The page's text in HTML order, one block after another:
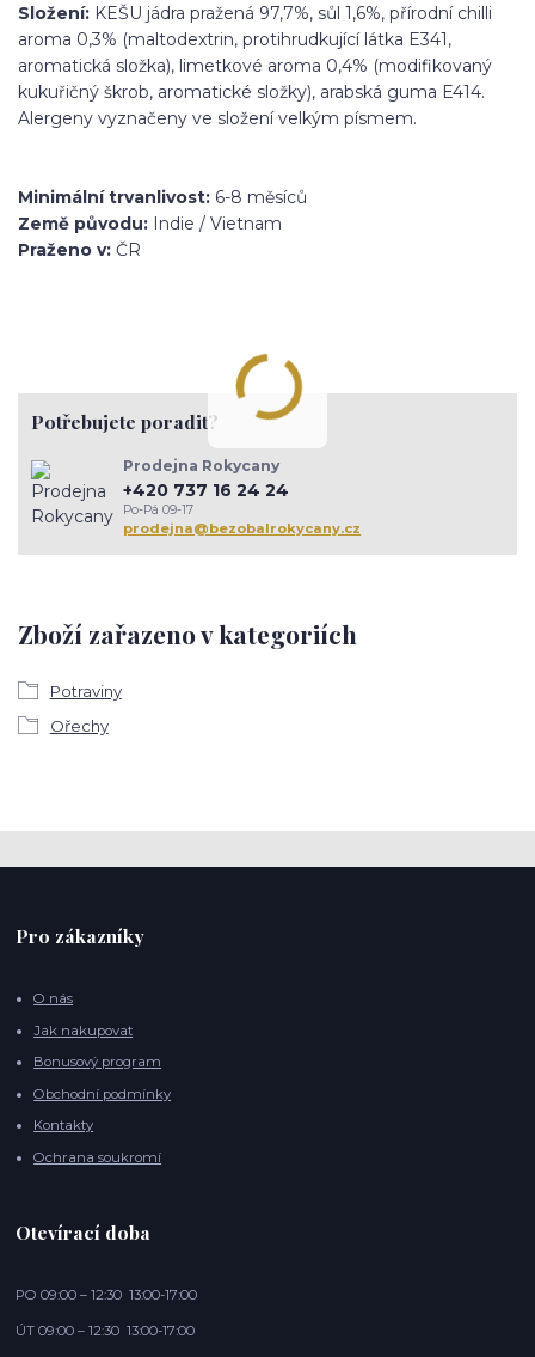
Složení: KEŠU jádra pražená 97,7%, sůl 1,6%, přírodní chilli
aroma 0,3% (maltodextrin, protihrudkující látka E341,
aromatická složka), limetkové aroma 0,4% (modifikovaný
kukuřičný škrob, aromatické složky), arabská guma E414.
Alergeny vyznačeny ve složení velkým písmem.
Minimální trvanlivost: 6-8 měsíců
Země původu: Indie / Vietnam
Praženo v: ČR
Zboží zařazeno v kategoriích
Potraviny
Ořechy
Potřebujete poradit?
Prodejna Rokycany
+420 737 16 24 24
Po-Pá 09-17
prodejna@bezobalrokycany.cz
Pro zákazníky
O nás
Jak nakupovat
Bonusový program
Obchodní podmínky
Kontakty
Ochrana soukromí
Otevírací doba
PO 09:00 – 12:30 13:00-17:00
ÚT 09:00 – 12:30 13:00-17:00